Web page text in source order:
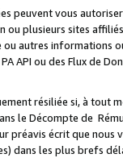
peuvent vous
plusieurs sites
autres informations
API ou des Flux de
résiliée si, à
le Décompte de
préavis écrit que
dans les plus